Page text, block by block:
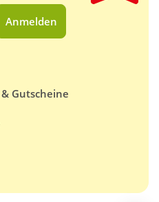
Anmelden
Gutscheine